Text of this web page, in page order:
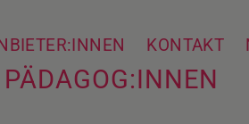
KONTAKT
PÄDAGOG:INNEN